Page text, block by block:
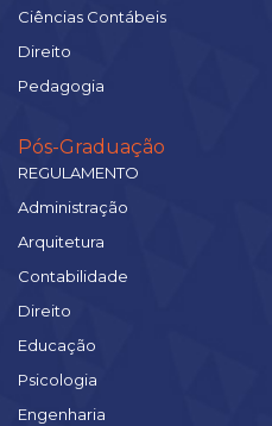
Ciências Contábeis
Direito
Pedagogia
Pós-Graduação
REGULAMENTO
Administração
Arquitetura
Contabilidade
Direito
Educação
Psicologia
Engenharia